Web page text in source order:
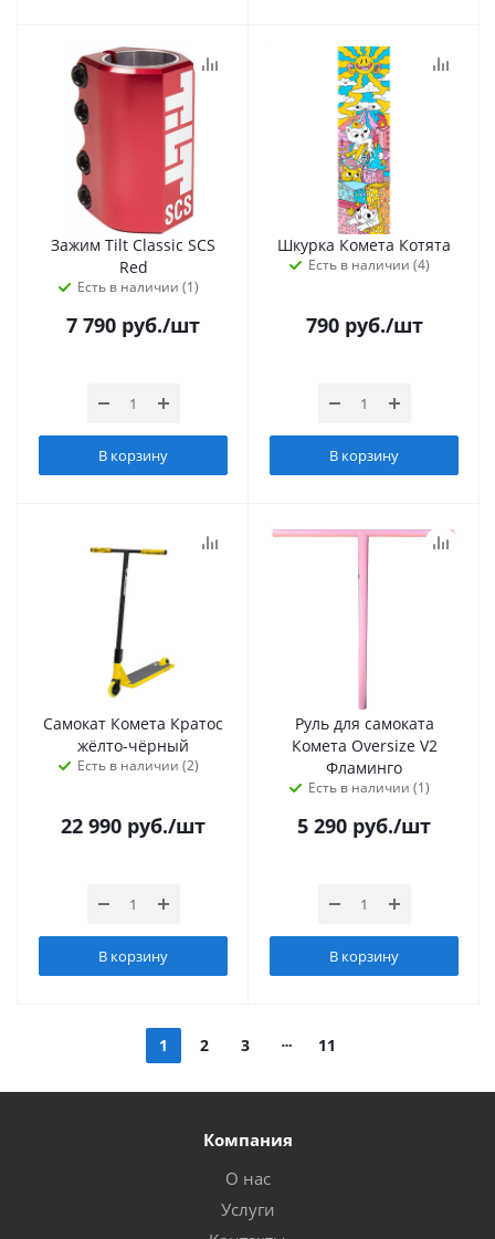
Зажим Tilt Classic SCS
Red
Есть в наличии (1)
7 790 руб./шт
В корзину
Шкурка Комета Котята
Есть в наличии (4)
790руб./шт
В корзину
Самокат Комета Кратос
жёлто-чёрный
Есть в наличии (2)
22 990 руб./шт
В корзину
Руль для самоката
Комета Oversize V2
Фламинго
Есть в наличии (1)
5 290 руб./шт
В корзину
1 2 3 11
Компания
О нас
Услуги